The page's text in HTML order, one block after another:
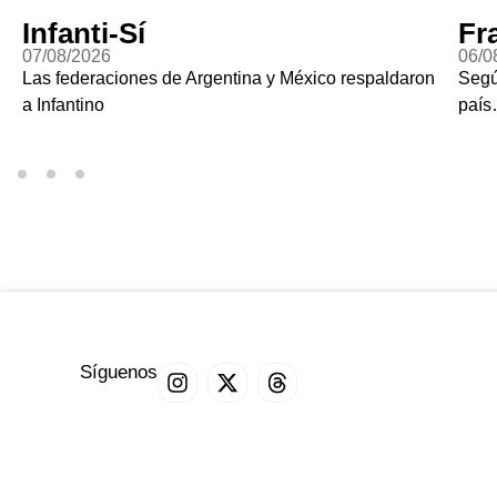
Infanti-Sí
07/08/2026
Las federaciones de Argentina y México respaldaron
a Infantino
06/
Síguenos